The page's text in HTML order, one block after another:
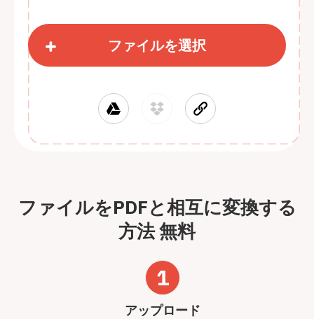
ファイルを選択
ファイルをPDFと相互に変換する
方法 無料
1
アップロード